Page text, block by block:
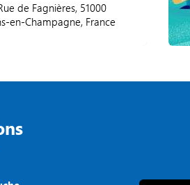
de Fagnières, 51000
en-Champagne, France